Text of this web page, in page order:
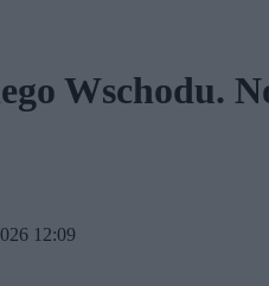
Wschodu.
12:09